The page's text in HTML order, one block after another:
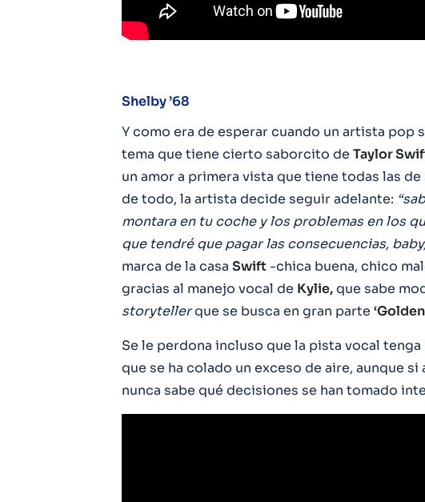
Shelby ’68
Y como era de esperar cuando un artista pop
tema que tiene cierto saborcito de Taylor
un amor a primera vista que tiene todas las
de todo, la artista decide seguir adelante:
montara en tu coche y los problemas en los
que tendré que pagar las consecuencias,
marca de la casa Swift -chica buena, chico
gracias al manejo vocal de Kylie,que sabe
storytellerque se busca en gran parte
Se le perdona incluso que la pista vocal
que se ha colado un exceso de aire, aunque
nunca sabe qué decisiones se han tomado